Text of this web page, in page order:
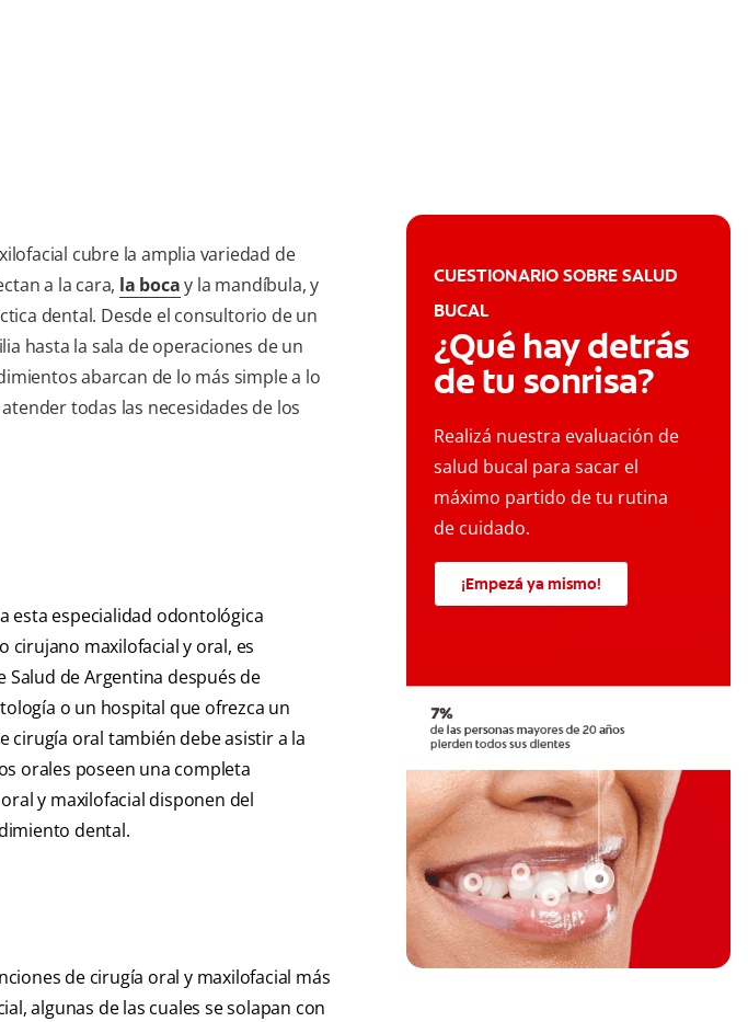
cubre la amplia variedad de
a la cara, la bocay la mandíbula, y
dental. Desde el consultorio de un
hasta la sala de operaciones de un
abarcan de lo más simple a lo
todas las necesidades de los
esta especialidad odontológica
cirujano maxilofacial y oral, es
de Argentina después de
o un hospital que ofrezca un
cirugía oral también debe asistir a la
orales poseen una completa
y maxilofacial disponen del
dental.
de cirugía oral y maxilofacial más
algunas de las cuales se solapan con
CUESTIONARIO SOBRE SALUD
BUCAL
¿Qué hay detrás
de tu sonrisa?
Realizá nuestra evaluación de
salud bucal para sacar el
máximo partido de tu rutina
de cuidado.
¡Empezá ya mismo!